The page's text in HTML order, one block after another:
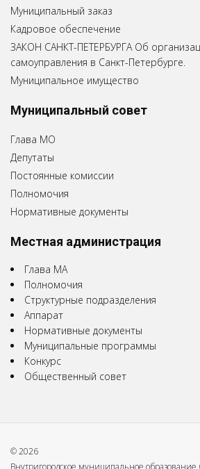
Муниципальный заказ
Кадровое обеспечение
ЗАКОН САНКТ-ПЕТЕРБУРГА Об
самоуправления в Санкт-Петербурге.
Муниципальное имущество
Муниципальный совет
Глава МО
Депутаты
Постоянные комиссии
Полномочия
Нормативные документы
Местная администрация
Глава МА
Полномочия
Структурные подразделения
Аппарат
Нормативные документы
Муниципальные программы
Конкурс
Общественный совет
© 2026
Внутригородское муниципальное образование